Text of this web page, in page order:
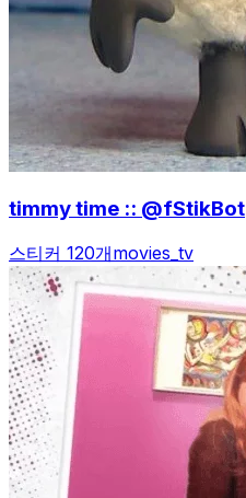
timmy time :: @fStikBot
스티커 120개movies_tv